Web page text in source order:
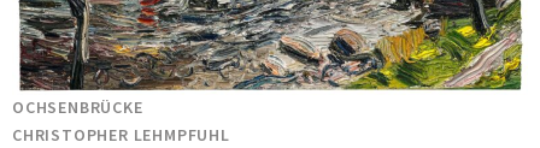
OCHSENBRÜCKE
CHRISTOPHER LEHMPFUHL